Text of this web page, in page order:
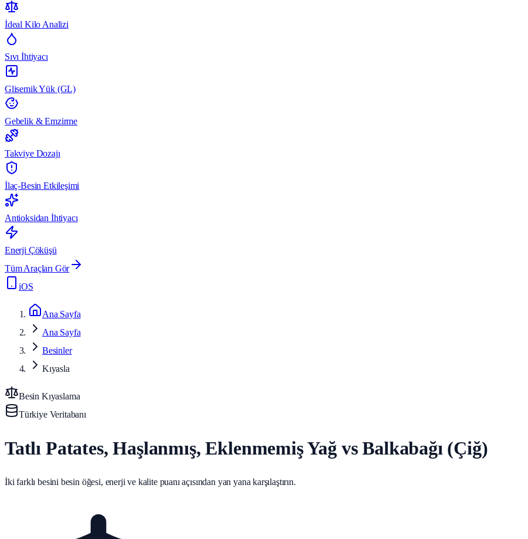
İdeal Kilo Analizi
Sıvı İhtiyacı
Glisemik Yük (GL)
Gebelik & Emzirme
Takviye Dozajı
İlaç-Besin Etkileşimi
Antioksidan İhtiyacı
Enerji Çöküşü
Tüm Araçları Gör
iOS
Ana Sayfa
Ana Sayfa
Besinler
Kıyasla
Besin Kıyaslama
Türkiye Veritabanı
Tatlı Patates, Haşlanmış, Eklenmemiş Yağ vs Balkabağı (Çiğ)
İki farklı besini besin öğesi, enerji ve kalite puanı açısından yan yana karşılaştırın.